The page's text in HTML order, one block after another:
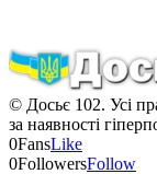
© Досьє 102. Усі
за наявності
0FansLike
0FollowersFollow